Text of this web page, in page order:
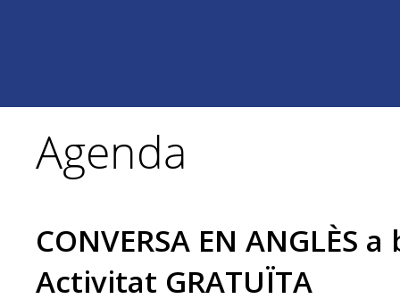
Agenda
CONVERSA EN ANGLÈS
Activitat GRATUÏTA